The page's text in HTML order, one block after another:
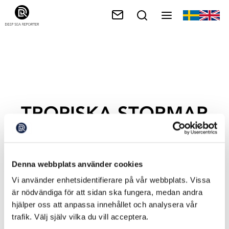
Denna webbplats använder cookies
Vi använder enhetsidentifierare på vår webbplats. Vissa
är nödvändiga för att sidan ska fungera, medan andra
hjälper oss att anpassa innehållet och analysera vår
trafik. Välj själv vilka du vill acceptera.
TROPISKA STORMAR